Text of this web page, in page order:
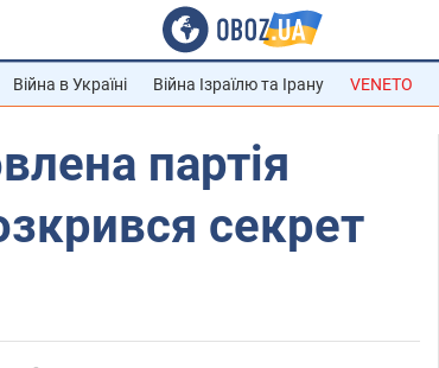
Війна в Україні Війна Ізраїлю та Ірану VENETO
партія
секрет